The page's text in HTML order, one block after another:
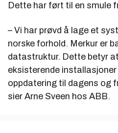
Dette har ført til en smule
– Vi har prøvd å lage et
norske forhold. Merkur er
datastruktur. Dette betyr
eksisterende
oppdatering til dagens og
sier Arne Sveen hos ABB.